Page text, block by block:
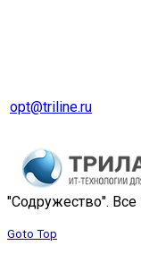
opt@triline.ru
"Содружество".
Goto Top